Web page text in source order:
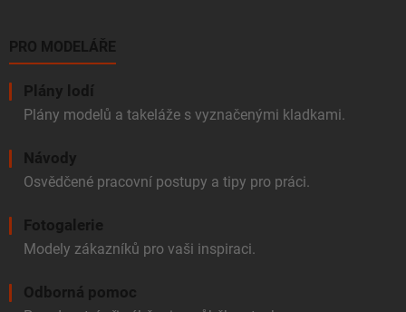
PRO MODELÁŘE
Plány lodí
Plány modelů a takeláže s vyznačenými kladkami.
Návody
Osvědčené pracovní postupy a tipy pro práci.
Fotogalerie
Modely zákazníků pro vaši inspiraci.
Odborná pomoc